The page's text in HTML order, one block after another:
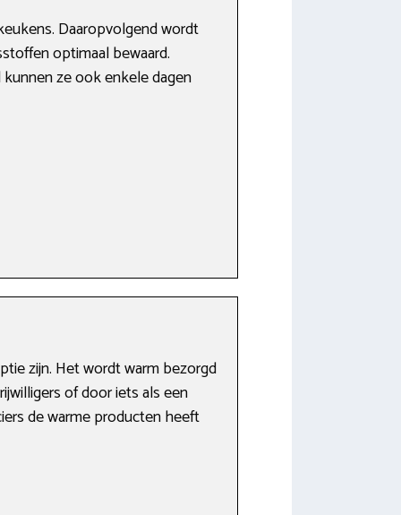
Daaropvolgend wordt
optimaal bewaard.
ze ook enkele dagen
zijn. Het wordt warm bezorgd
of door iets als een
de warme producten heeft